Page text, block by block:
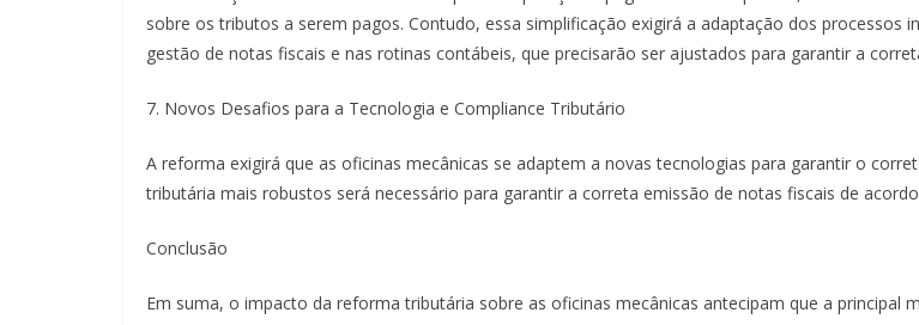
sobre os tributos a serem pagos. Contudo, essa simplificação exigirá a adaptação dos processos
gestão de notas fiscais e nas rotinas contábeis, que precisarão ser ajustados para garantir a
7. Novos Desafios para a Tecnologia e Compliance Tributário
A reforma exigirá que as oficinas mecânicas se adaptem a novas tecnologias para garantir o
tributária mais robustos será necessário para garantir a correta emissão de notas fiscais de
Conclusão
Em suma, o impacto da reforma tributária sobre as oficinas mecânicas antecipam que a principal